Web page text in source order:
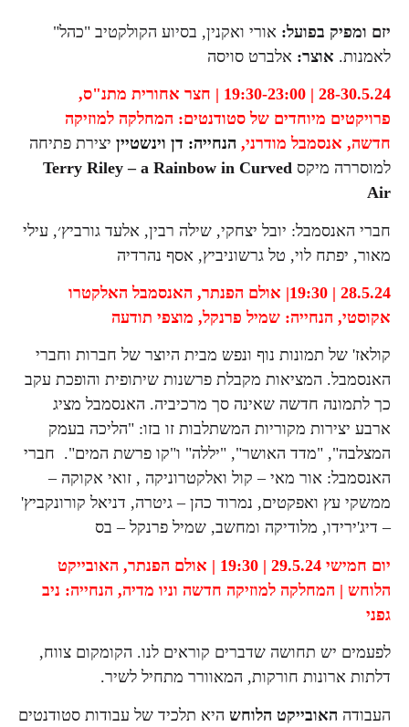
יזם ומפיק בפועל: אורי ואקנין, בסיוע הקולקטיב "כהל"
לאמנות. אוצר: אלברט סויסה
28-30.5.24 | 19:30-23:00 | חצר אחורית מתנ"ס,
פרויקטים מיוחדים של סטודנטים: המחלקה למוזיקה
חדשה, אנסמבל מודרני, הנחייה: דן וינשטיין יצירת פתיחה
למוסררה מיקס Terry Riley – a Rainbow in Curved
Air
חברי האנסמבל: יובל יצחקי, שילה רבין, אלעד גורביץ׳, עילי
מאור, יפתח לוי, טל גרשוניביץ, אסף נהרדיה
28.5.24 | 19:30| אולם הפנתר,
האנסמבל האלקטרו
אקוסטי, הנחייה: שמיל פרנקל, מוצפי תודעה
קולאז' של תמונות נוף ונפש מבית היוצר של חברות וחברי
האנסמבל. המציאות מקבלת פרשנות שיתופית והופכת עקב
כך לתמונה חדשה שאינה סך מרכיביה. האנסמבל מציג
ארבע יצירות מקוריות המשתלבות זו בזו: "הליכה בעמק
המצלבה", "מדד האושר", "יללה" ו"קו פרשת המים". חברי
האנסמבל: אור מאי – קול ואלקטרוניקה , זואי אקוקה –
ממשקי עץ ואפקטים, נמרוד כהן – גיטרה, דניאל קורונקביץ'
– דיג'ירידו, מלודיקה ומחשב, שמיל פרנקל – בס
יום חמישי 29.5.24 | 19:30 | אולם הפנתר,
האובייקט
הלוחש | המחלקה למוזיקה חדשה וניו מדיה, הנחייה: ניב
גפני
לפעמים יש תחושה שדברים קוראים לנו. הקומקום צווח,
דלתות ארונות חורקות, המאוורר מתחיל לשיר.
העבודה האובייקט הלוחש היא תלכיד של עבודות סטודנטים